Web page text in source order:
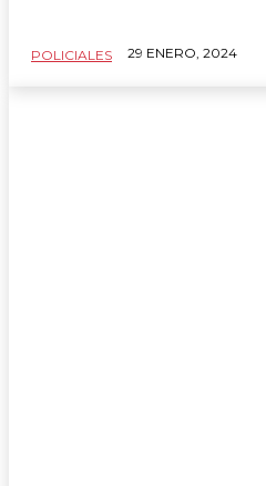
POLICIALES 29 ENERO, 2024